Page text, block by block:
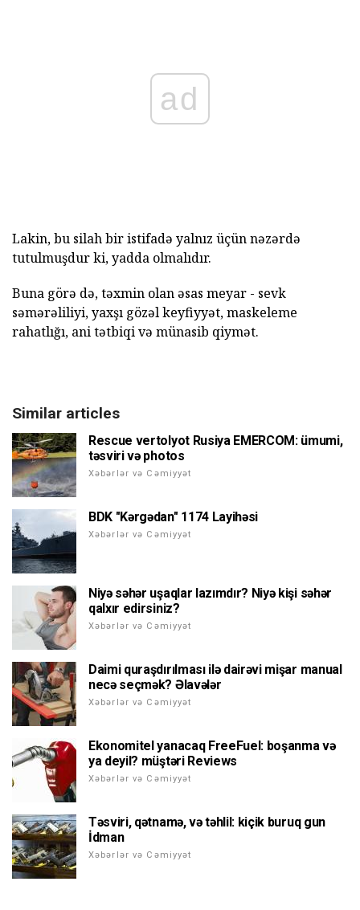
ad
Lakin, bu silah bir istifadə yalnız üçün nəzərdə
tutulmuşdur ki, yadda olmalıdır.
Buna görə də, təxmin olan əsas meyar - sevk
səmərəliliyi, yaxşı gözəl keyfiyyət, maskeleme
rahatlığı, ani tətbiqi və münasib qiymət.
Similar articles
Rescue vertolyot Rusiya EMERCOM: ümumi,
təsviri və photos
Xəbərlər və Cəmiyyət
BDK "Kərgədan" 1174 Layihəsi
Xəbərlər və Cəmiyyət
Niyə səhər uşaqlar lazımdır? Niyə kişi səhər
qalxır edirsiniz?
Xəbərlər və Cəmiyyət
Daimi quraşdırılması ilə dairəvi mişar manual
necə seçmək? Əlavələr
Xəbərlər və Cəmiyyət
Ekonomitel yanacaq FreeFuel: boşanma və
ya deyil? müştəri Reviews
Xəbərlər və Cəmiyyət
Təsviri, qətnamə, və təhlil: kiçik buruq gun
İdman
Xəbərlər və Cəmiyyət